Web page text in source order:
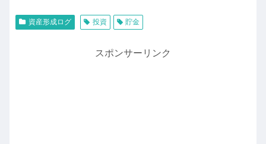
資産形成ログ 投資 貯金
スポンサーリンク